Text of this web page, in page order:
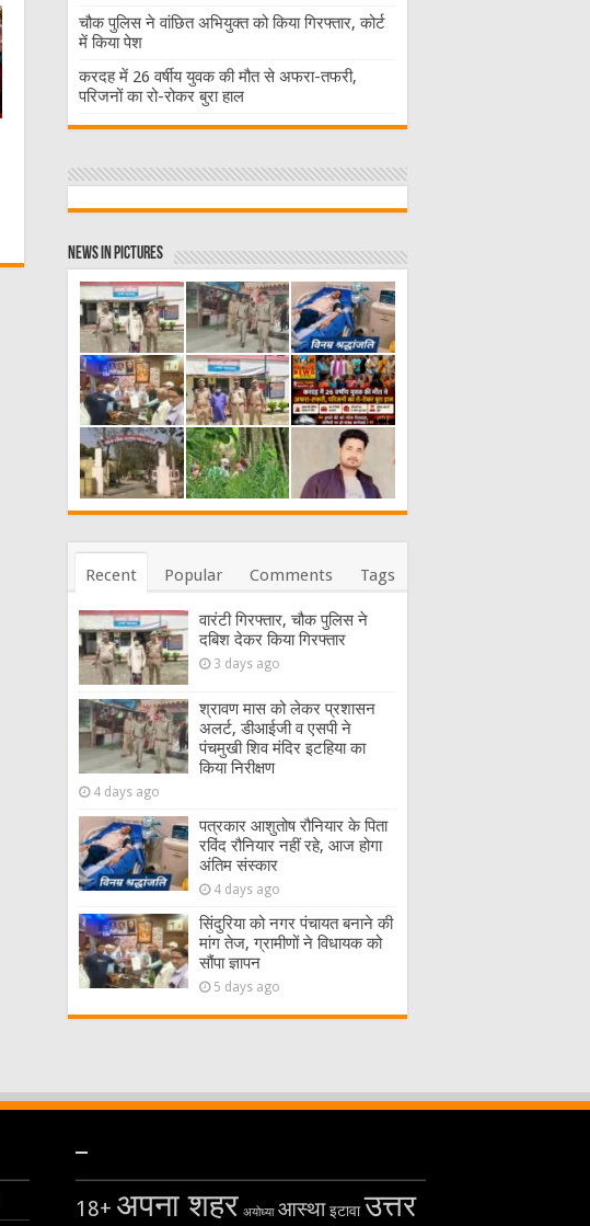
चौक पुलिस ने वांछित अभियुक्त को किया गिरफ्तार, कोर्ट
में किया पेश
करदह में 26 वर्षीय युवक की मौत से अफरा-तफरी,
परिजनों का रो-रोकर बुरा हाल
News in Pictures
Recent Popular Comments Tags
वारंटी गिरफ्तार, चौक पुलिस ने
दबिश देकर किया गिरफ्तार
3 days ago
श्रावण मास को लेकर प्रशासन
अलर्ट, डीआईजी व एसपी ने
पंचमुखी शिव मंदिर इटहिया का
किया निरीक्षण
4 days ago
पत्रकार आशुतोष रौनियार के पिता
रविंद रौनियार नहीं रहे, आज होगा
अंतिम संस्कार
4 days ago
सिंदुरिया को नगर पंचायत बनाने की
मांग तेज, ग्रामीणों ने विधायक को
सौंपा ज्ञापन
5 days ago
–
18+ अपना शहर अयोध्या आस्था इटावा उत्तर